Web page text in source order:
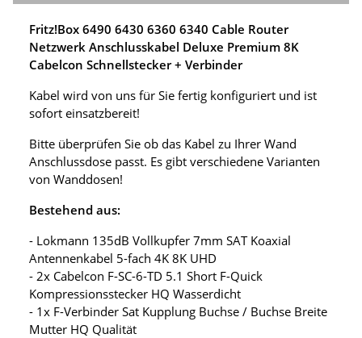
Fritz!Box 6490 6430 6360 6340 Cable Router
Netzwerk Anschlusskabel Deluxe Premium 8K
Cabelcon Schnellstecker + Verbinder
Kabel wird von uns für Sie fertig konfiguriert und ist
sofort einsatzbereit!
Bitte überprüfen Sie ob das Kabel zu Ihrer Wand
Anschlussdose passt. Es gibt verschiedene Varianten
von Wanddosen!
Bestehend aus:
- Lokmann 135dB Vollkupfer 7mm SAT Koaxial
Antennenkabel 5-fach 4K 8K UHD
- 2x Cabelcon F-SC-6-TD 5.1 Short F-Quick
Kompressionsstecker HQ Wasserdicht
- 1x F-Verbinder Sat Kupplung Buchse / Buchse Breite
Mutter HQ Qualität